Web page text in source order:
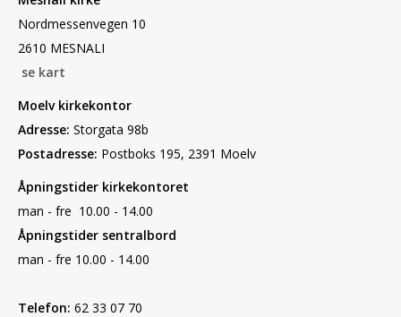
Nordmessenvegen 10
2610 MESNALI
se kart
Moelv kirkekontor
Adresse: Storgata 98b
Postadresse: Postboks 195, 2391 Moelv
Åpningstider kirkekontoret
man - fre 10.00 - 14.00
Åpningstider sentralbord
man - fre 10.00 - 14.00
Telefon: 62 33 07 70